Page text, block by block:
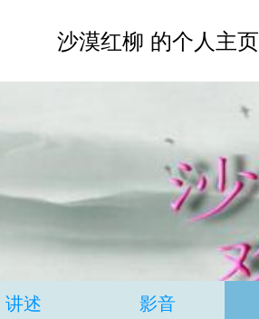
沙漠红柳 的个人主页
讲述 影音